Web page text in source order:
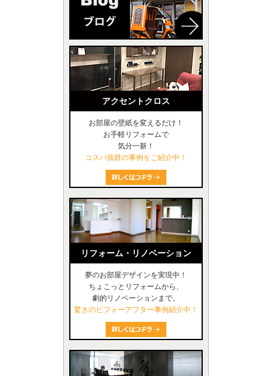
アクセントクロス
お部屋の壁紙を変えるだけ！
お手軽リフォームで
気分一新！
コスパ抜群の事例をご紹介中！
リフォーム・リノベーション
夢のお部屋デザインを実現中！
ちょこっとリフォームから、
劇的リノベーションまで。
驚きのビフォーアフター事例紹介中！